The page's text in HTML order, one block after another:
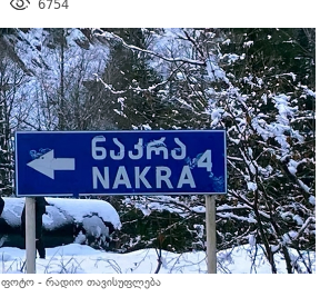
6754
დატოვე კომენტარი
ფოტო - რადიო თავისუფლება